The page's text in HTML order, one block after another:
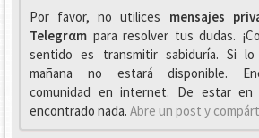
Por favor, no utilices mensajes
Telegrαm para resolver tus dudas.
sentido es transmitir sabiduría. Si
mañana no estará disponible.
comunidad en internet. De estar en
encontrado nada. Abre un post y